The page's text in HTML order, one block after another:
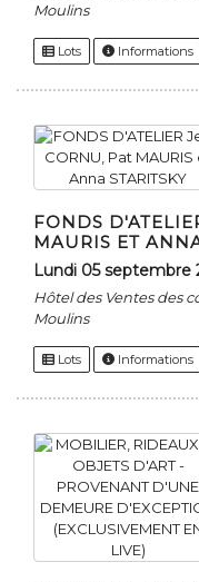
Moulins
Lots Informations
FONDS
MAURIS ET
lundi 05 septembre
Hôtel des Ventes des
Moulins
Lots Informations